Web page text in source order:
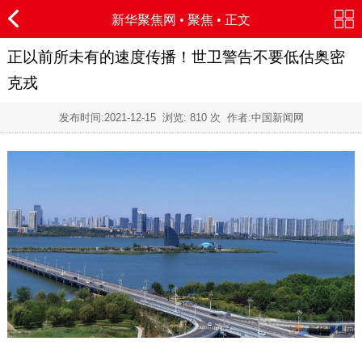
新华聚焦网 • 聚焦 • 正文
正以前所未有的速度传播！世卫警告不要低估奥密
克戎
发布时间:2021-12-15浏览: 810 次 作者:中国新闻网